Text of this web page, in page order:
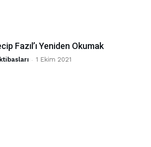
Fazıl’ı Yeniden Okumak
- 1 Ekim 2021